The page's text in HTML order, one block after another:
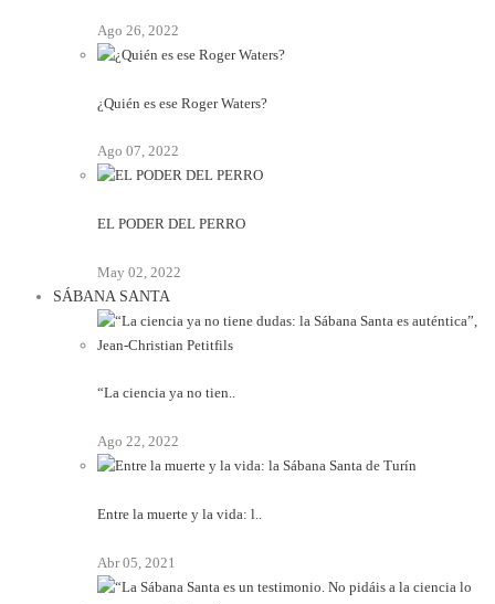
Ago 26, 2022
¿Quién es ese Roger Waters?
Ago 07, 2022
EL PODER DEL PERRO
May 02, 2022
SÁBANA SANTA
“La ciencia ya no tien..
Ago 22, 2022
Entre la muerte y la vida: l..
Abr 05, 2021